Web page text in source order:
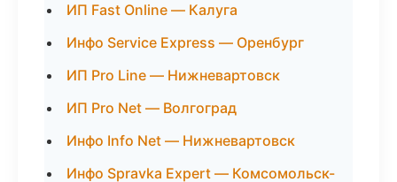
ИП Fast Online — Калуга
Инфо Service Express — Оренбург
ИП Pro Line — Нижневартовск
ИП Pro Net — Волгоград
Инфо Info Net — Нижневартовск
Инфо Spravka Expert — Комсомольск-